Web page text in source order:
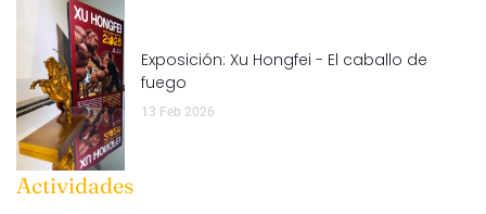
Exposición: Xu Hongfei - El caballo de
fuego
13 Feb 2026
Actividades